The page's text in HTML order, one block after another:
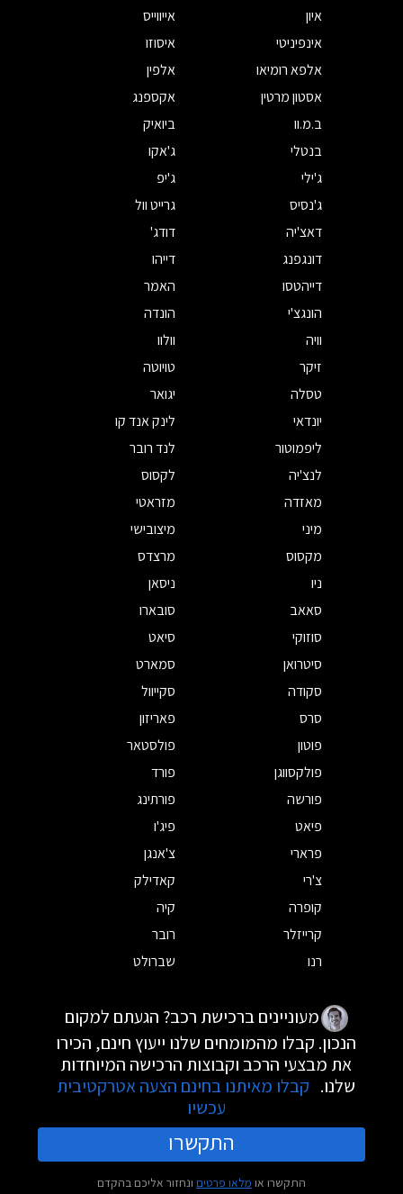
איון
אייווייס
אינפיניטי
איסוזו
אלפא רומיאו
אלפין
אסטון מרטין
אקספנג
ב.מ.וו
ביואיק
בנטלי
ג'אקו
ג'ילי
ג'יפ
ג'נסיס
גרייט וול
דאצ'יה
דודג'
דונגפנג
דייהו
דייהטסו
האמר
הונגצ'י
הונדה
וויה
וולוו
זיקר
טויוטה
טסלה
יגואר
יונדאי
לינק אנד קו
ליפמוטור
לנד רובר
לנצ'יה
לקסוס
מאזדה
מזראטי
מיני
מיצובישי
מקסוס
מרצדס
ניו
ניסאן
סאאב
סובארו
סוזוקי
סיאט
סיטרואן
סמארט
סקודה
סקייוול
סרס
פאריזון
פוטון
פולסטאר
פולקסווגן
פורד
פורשה
פורתינג
פיאט
פיג'ו
פרארי
צ'אנגן
צ'רי
קאדילק
קופרה
קיה
קרייזלר
רובר
רנו
שברולט
מעוניינים ברכישת רכב? הגעתם למקום
הנכון. קבלו מהמומחים שלנו ייעוץ חינם, הכירו
את מבצעי הרכב וקבוצות הרכישה המיוחדות
שלנו. קבלו מאיתנו בחינם הצעה אטרקטיבית
עכשיו
התקשרו
התקשרו או מלאו פרטים ונחזור אליכם בהקדם